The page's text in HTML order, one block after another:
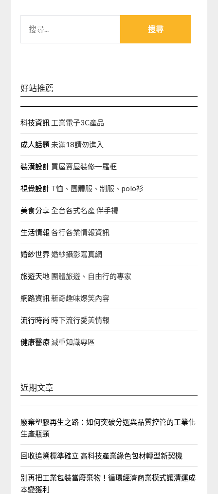
關
好站推薦
科技資訊 工業電子3C產品
成人話題 未滿18請勿進入
裝潢設計 買屋賣屋裝修一羅框
視覺設計 T恤、團體服、制服、polo衫
美食分享全台各式名產 伴手禮
生活情報 各行各業情報資訊
婚紗世界婚紗攝影寫真網
旅遊天地 團體旅遊、自由行的專家‎
網路資訊 新奇趣味爆笑內容
流行時尚 時下流行愛美情報
健康醫療減重知識專區
近期文章
廢棄塑膠再生之路：如何突破分選與品質控管的工業化
生產瓶頸
回收追溯標準確立 高科技產業綠色包材轉型新契機
別再把工業包裝當廢棄物！循環經濟商業模式讓清運成
本變獲利